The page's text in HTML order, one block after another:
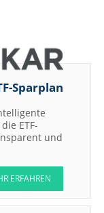
Sparplan
ETF-
und
ERFAHREN